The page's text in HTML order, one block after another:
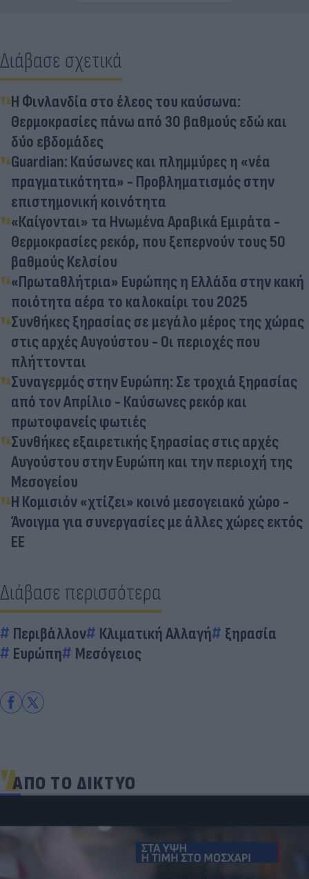
Διάβασε σχετικά
Η Φινλανδία στο έλεος του καύσωνα:
Θερμοκρασίες πάνω από 30 βαθμούς εδώ και
δύο εβδομάδες
Guardian: Καύσωνες και πλημμύρες η «νέα
πραγματικότητα» - Προβληματισμός στην
επιστημονική κοινότητα
«Καίγονται» τα Ηνωμένα Αραβικά Εμιράτα -
Θερμοκρασίες ρεκόρ, που ξεπερνούν τους 50
βαθμούς Κελσίου
«Πρωταθλήτρια» Ευρώπης η Ελλάδα στην κακή
ποιότητα αέρα το καλοκαίρι του 2025
Συνθήκες ξηρασίας σε μεγάλο μέρος της χώρας
στις αρχές Αυγούστου - Οι περιοχές που
πλήττονται
Συναγερμός στην Ευρώπη: Σε τροχιά ξηρασίας
από τον Απρίλιο - Καύσωνες ρεκόρ και
πρωτοφανείς φωτιές
Συνθήκες εξαιρετικής ξηρασίας στις αρχές
Αυγούστου στην Ευρώπη και την περιοχή της
Μεσογείου
Η Κομισιόν «χτίζει» κοινό μεσογειακό χώρο -
Άνοιγμα για συνεργασίες με άλλες χώρες εκτός
ΕΕ
Διάβασε περισσότερα
Περιβάλλον Κλιματική Αλλαγή
ξηρασία
Ευρώπη
Μεσόγειος
ΑΠΟ ΤΟ ΔΙΚΤΥΟ